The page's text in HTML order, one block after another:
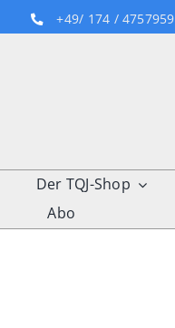
to
+49/ 174 / 4757959
Der TQJ-Shop
Abo